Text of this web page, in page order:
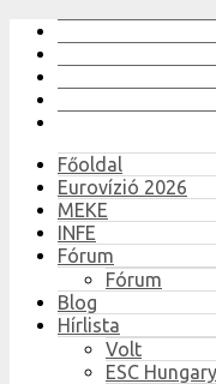
Főoldal
Eurovízió 2026
MEKE
INFE
Fórum
Fórum
Blog
Hírlista
Volt
ESC